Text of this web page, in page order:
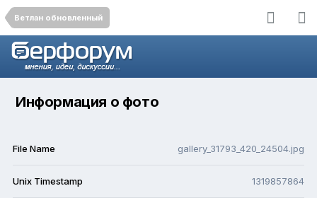
Ветлан обновленный
Информация о фото
File Name gallery_31793_420_24504.jpg
Unix Timestamp 1319857864